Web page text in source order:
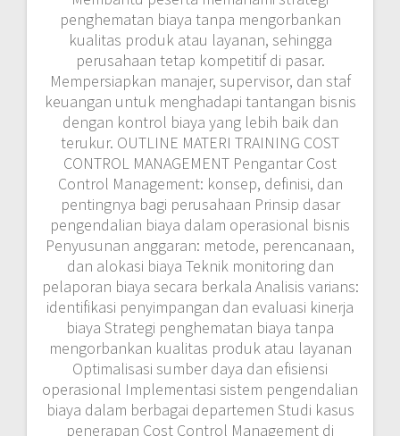
penghematan biaya tanpa mengorbankan
kualitas produk atau layanan, sehingga
perusahaan tetap kompetitif di pasar.
Mempersiapkan manajer, supervisor, dan staf
keuangan untuk menghadapi tantangan bisnis
dengan kontrol biaya yang lebih baik dan
terukur. OUTLINE MATERI TRAINING COST
CONTROL MANAGEMENT Pengantar Cost
Control Management: konsep, definisi, dan
pentingnya bagi perusahaan Prinsip dasar
pengendalian biaya dalam operasional bisnis
Penyusunan anggaran: metode, perencanaan,
dan alokasi biaya Teknik monitoring dan
pelaporan biaya secara berkala Analisis varians:
identifikasi penyimpangan dan evaluasi kinerja
biaya Strategi penghematan biaya tanpa
mengorbankan kualitas produk atau layanan
Optimalisasi sumber daya dan efisiensi
operasional Implementasi sistem pengendalian
biaya dalam berbagai departemen Studi kasus
penerapan Cost Control Management di